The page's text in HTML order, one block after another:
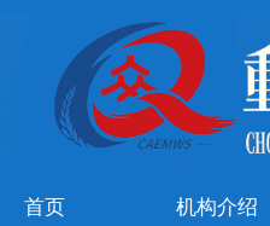
首页 机构介绍